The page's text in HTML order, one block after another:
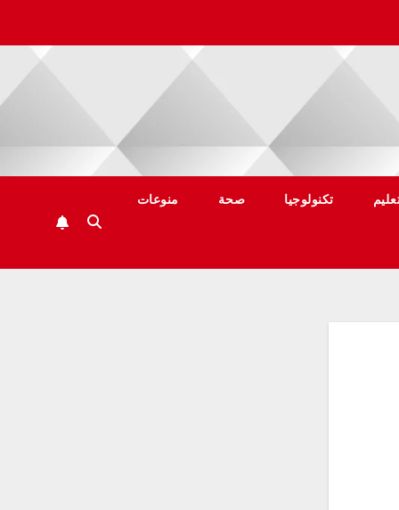
تكنولوجيا صحة منوعات